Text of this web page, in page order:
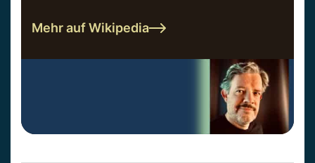
Mehr auf Wikipedia